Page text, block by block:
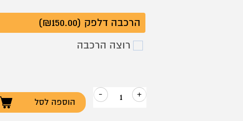
היה:
₪10,500.
הוא:
הרכבה דלפק (₪150.00)
רוצה הרכבה
+
כמות
-
הוספה לסל